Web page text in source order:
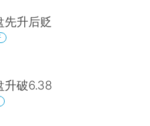
先升后贬
升破6.38